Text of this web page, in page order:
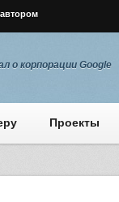
о корпорации Google
Проекты